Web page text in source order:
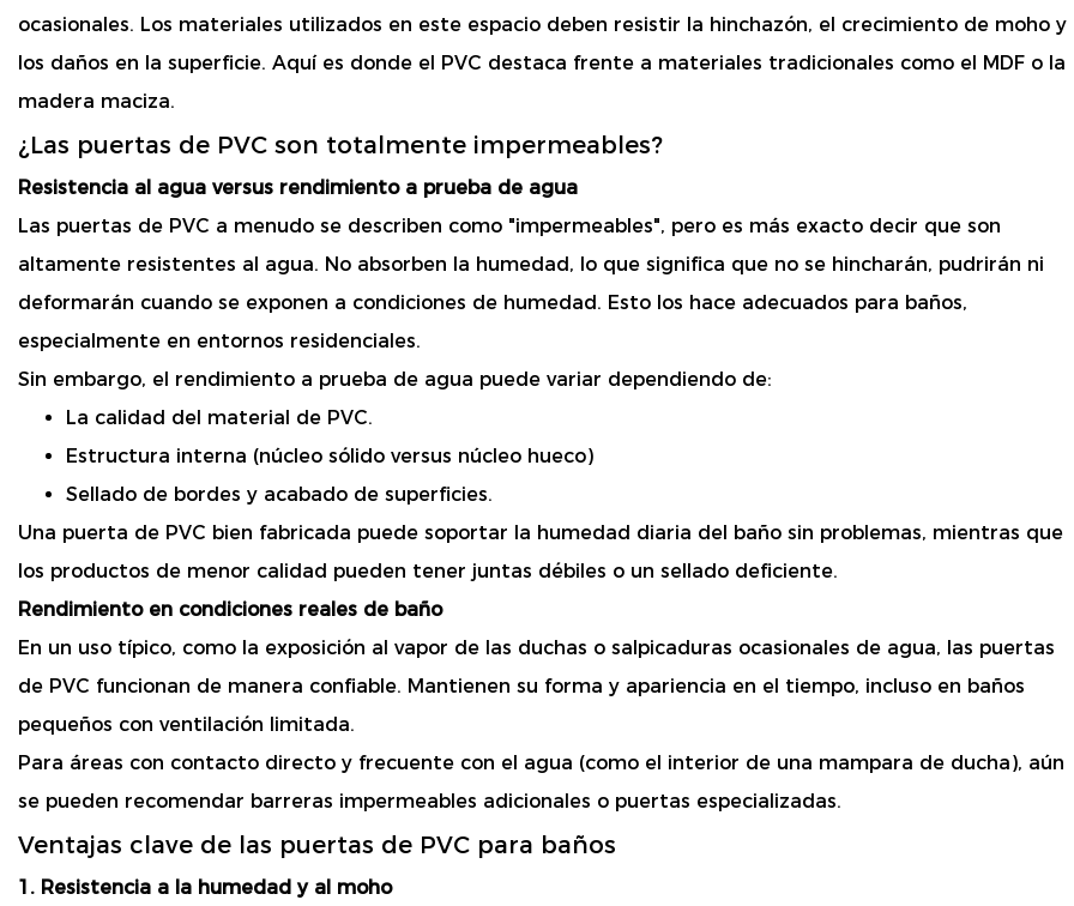
ocasionales. Los materiales utilizados en este espacio deben resistir la hinchazón, el crecimiento de moho y
los daños en la superficie. Aquí es donde el PVC destaca frente a materiales tradicionales como el MDF o la
madera maciza.
¿Las puertas de PVC son totalmente impermeables?
Resistencia al agua versus rendimiento a prueba de agua
Las puertas de PVC a menudo se describen como "impermeables", pero es más exacto decir que son
altamente resistentes al agua. No absorben la humedad, lo que significa que no se hincharán, pudrirán ni
deformarán cuando se exponen a condiciones de humedad. Esto los hace adecuados para baños,
especialmente en entornos residenciales.
Sin embargo, el rendimiento a prueba de agua puede variar dependiendo de:
La calidad del material de PVC.
Estructura interna (núcleo sólido versus núcleo hueco)
Sellado de bordes y acabado de superficies.
Una puerta de PVC bien fabricada puede soportar la humedad diaria del baño sin problemas, mientras que
los productos de menor calidad pueden tener juntas débiles o un sellado deficiente.
Rendimiento en condiciones reales de baño
En un uso típico, como la exposición al vapor de las duchas o salpicaduras ocasionales de agua, las puertas
de PVC funcionan de manera confiable. Mantienen su forma y apariencia en el tiempo, incluso en baños
pequeños con ventilación limitada.
Para áreas con contacto directo y frecuente con el agua (como el interior de una mampara de ducha), aún
se pueden recomendar barreras impermeables adicionales o puertas especializadas.
Ventajas clave de las puertas de PVC para baños
1. Resistencia a la humedad y al moho